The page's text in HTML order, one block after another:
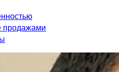
продажами